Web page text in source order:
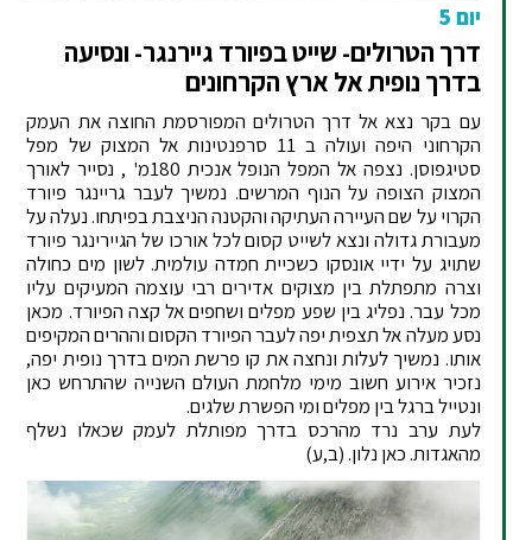
יום 5
דרך הטרולים- שייט בפיורד גיירנגר- ונסיעה
בדרך נופית אל ארץ הקרחונים
עם בקר נצא אל דרך הטרולים המפורסמת החוצה את העמק
הקרחוני היפה ועולה ב 11 סרפנטינות אל המצוק של מפל
סטיגפוסן. נצפה אל המפל הנופל אנכית 180מ' , נסייר לאורך
המצוק הצופה על הנוף המרשים. נמשיך לעבר גריינגר פיורד
הקרוי על שם העיירה העתיקה והקטנה הניצבת בפיתחו. נעלה על
מעבורת גדולה ונצא לשייט קסום לכל אורכו של הגיירינגר פיורד
שתויג על ידיי אונסקו כשכיית חמדה עולמית. לשון מים כחולה
וצרה מתפתלת בין מצוקים אדירים רבי עוצמה המעיקים עליו
מכל עבר. נפליג בין שפע מפלים ושחפים אל קצה הפיורד. מכאן
נסע מעלה אל תצפית יפה לעבר הפיורד הקסום וההרים המקיפים
אותו. נמשיך לעלות ונחצה את קו פרשת המים בדרך נופית יפה,
נזכיר אירוע חשוב מימי מלחמת העולם השנייה שהתרחש כאן
ונטייל ברגל בין מפלים ומי הפשרת שלגים.
לעת ערב נרד מהרכס בדרך מפותלת לעמק שכאלו נשלף
מהאגדות. כאן נלון. (ב,ע)